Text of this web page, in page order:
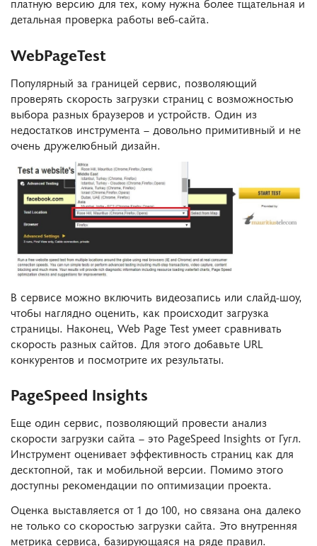
детальная проверка работы веб-сайта.
WebPageTest
Популярный за границей сервис, позволяющий
проверять скорость загрузки страниц с возможностью
выбора разных браузеров и устройств. Один из
недостатков инструмента – довольно примитивный и не
очень дружелюбный дизайн.
В сервисе можно включить видеозапись или слайд-шоу,
чтобы наглядно оценить, как происходит загрузка
страницы. Наконец, Web Page Test умеет сравнивать
скорость разных сайтов. Для этого добавьте URL
конкурентов и посмотрите их результаты.
PageSpeed Insights
Еще один сервис, позволяющий провести анализ
скорости загрузки сайта – это PageSpeed Insights от Гугл.
Инструмент оценивает эффективность страниц как для
десктопной, так и мобильной версии. Помимо этого
доступны рекомендации по оптимизации проекта.
Оценка выставляется от 1 до 100, но связана она далеко
не только со скоростью загрузки сайта. Это внутренняя
метрика сервиса, базирующаяся на ряде правил.